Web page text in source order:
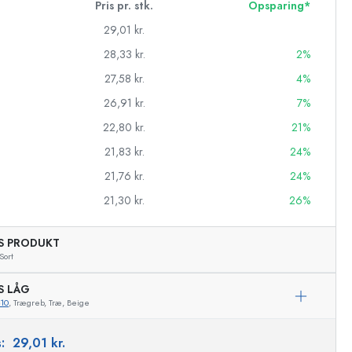
Pris pr. stk.
Opsparing*
29,01 kr.
28,33 kr.
2%
27,58 kr.
4%
26,91 kr.
7%
22,80 kr.
21%
21,83 kr.
24%
21,76 kr.
24%
21,30 kr. 26%
PRODUKT
Sort
LÅG
, Trægreb, Træ, Beige
29,01 kr.